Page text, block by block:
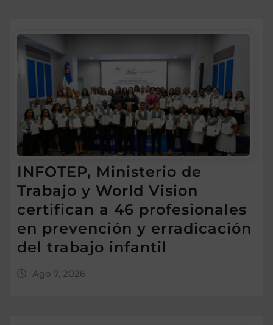
INFOTEP, Ministerio de
Trabajo y World Vision
certifican a 46 profesionales
en prevención y erradicación
del trabajo infantil
Ago 7, 2026